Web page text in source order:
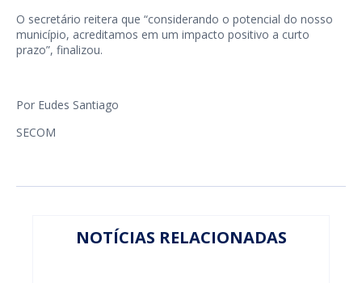
O secretário reitera que “considerando o potencial do nosso
município, acreditamos em um impacto positivo a curto
prazo”, finalizou.
Por Eudes Santiago
SECOM
NOTÍCIAS RELACIONADAS